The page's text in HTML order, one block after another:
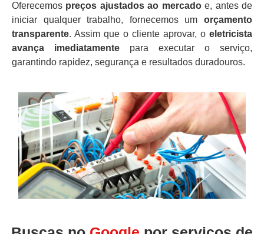
Oferecemos preços ajustados ao mercadoe, antes de
iniciar qualquer trabalho, fornecemos um orçamento
transparente. Assim que o cliente aprovar, o eletricista
avança imediatamente para executar o serviço,
garantindo rapidez, segurança e resultados duradouros.